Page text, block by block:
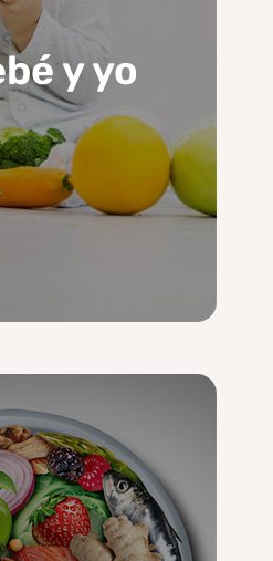
y yo